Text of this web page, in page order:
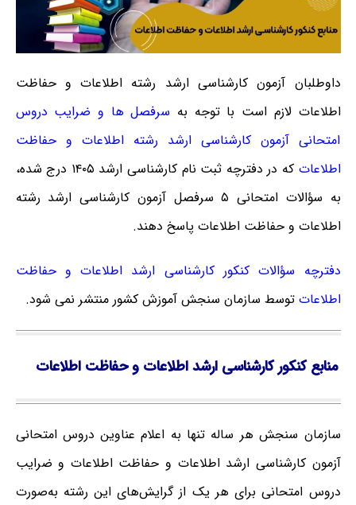
داوطلبان آزمون کارشناسی ارشد رشته اطلاعات و حفاظت
اطلاعات لازم است با توجه به سرفصل ها و ضرایب دروس
امتحانی آزمون کارشناسی ارشد رشته اطلاعات و حفاظت
اطلاعات
که در دفترچه ثبت نام کارشناسی ارشد ۱۴۰۵ درج شده،
به سؤالات امتحانی ۵ سرفصل آزمون کارشناسی ارشد رشته
اطلاعات و حفاظت اطلاعات پاسخ دهند.
دفترچه سؤالات کنکور کارشناسی ارشد اطلاعات و حفاظت
اطلاعات توسط سازمان سنجش آموزش کشور منتشر نمی شود.
منابع کنکور کارشناسی ارشد اطلاعات و حفاظت اطلاعات
سازمان سنجش هر ساله تنها به اعلام عناوین دروس امتحانی
آزمون کارشناسی ارشد اطلاعات و حفاظت اطلاعات و ضرایب
دروس امتحانی برای هر یک از گرایش‌های این رشته به‌صورت